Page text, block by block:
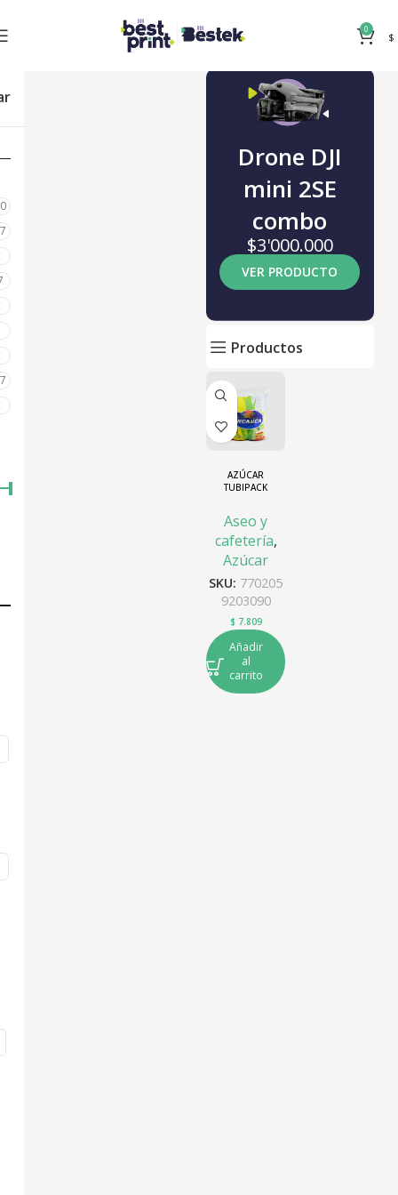
0
$
Drone DJI
mini 2SE
combo
$3'000.000
VER PRODUCTO
Productos
AZÚCAR
TUBIPACK
Aseo y
cafetería,
Azúcar
SKU: 770205
9203090
$7.809
Añadir
al
carrito